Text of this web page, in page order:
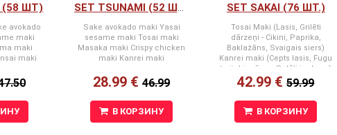
(58 ШТ)
avokado
maki
maki
maki
Sake avokado maki Yasai
sesame maki Tosai maki
Masaka maki Crispy chicken
maki Kanrei maki
28.99 €46.99
В КОРЗИНУ
SET SAKAI (76 ШТ.)
Tosai Maki (Lasis, Grilēti
dārzeņi - Cikini, Paprika,
Baklažāns, Svaigais siers)
Kanrei maki (Cepts lasis, Fugu
terijaki mērce, Salāti iceberg)
Yasai maki (Svaigais siers,
Paprika, Tomāti, Gurķis, Dilles,
Salātu lapa) Chicken maki
(Kūpināta vista, Lociņi) Segun
maki (Lasis, Bekons, Svaigais
42.99 €59.99
В КОРЗИНУ